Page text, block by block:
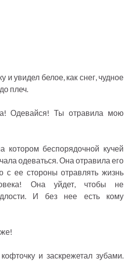
и увидел белое, как снег, чудное
плеч.
Одевайся! Ты отравила мою
котором беспорядочной кучей
одеваться. Она отравила его
с ее стороны отравлять жизнь
Она уйдет, чтобы не
И без нее есть кому
и заскрежетал зубами.